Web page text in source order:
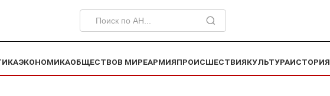
ЭКОНОМИКАОБЩЕСТВОВ МИРЕАРМИЯПРОИСШЕСТВИЯКУЛЬТУРАИСТОРИЯ